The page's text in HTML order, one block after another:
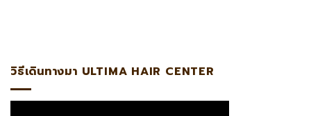
วิธีเดินทางมา ULTIMA HAIR CENTER